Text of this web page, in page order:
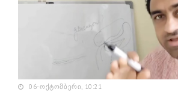
06-ᲝᲥᲢᲝᲛᲑᲔᲠᲘ, 10:21